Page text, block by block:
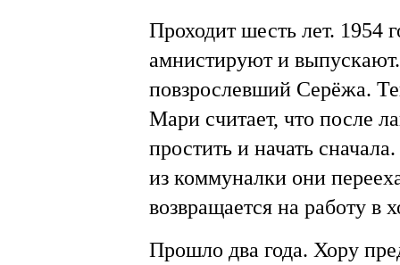
Проходит шесть лет. 1954
амнистируют и
повзрослевший Серёжа.
Мари считает, что после
простить и начать
из коммуналки они
возвращается на работу в
Прошло два года. Хору